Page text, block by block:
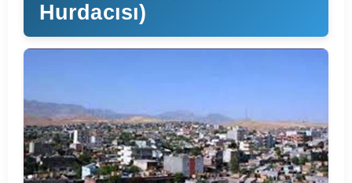
Hurdacısı)